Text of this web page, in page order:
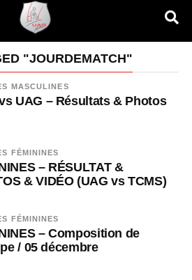
"JOURDEMATCH"
MASCULINES
UAG – Résultats & Photos
FÉMININES
– RÉSULTAT &
& VIDÉO (UAG vs TCMS)
FÉMININES
– Composition de
/ 05 décembre